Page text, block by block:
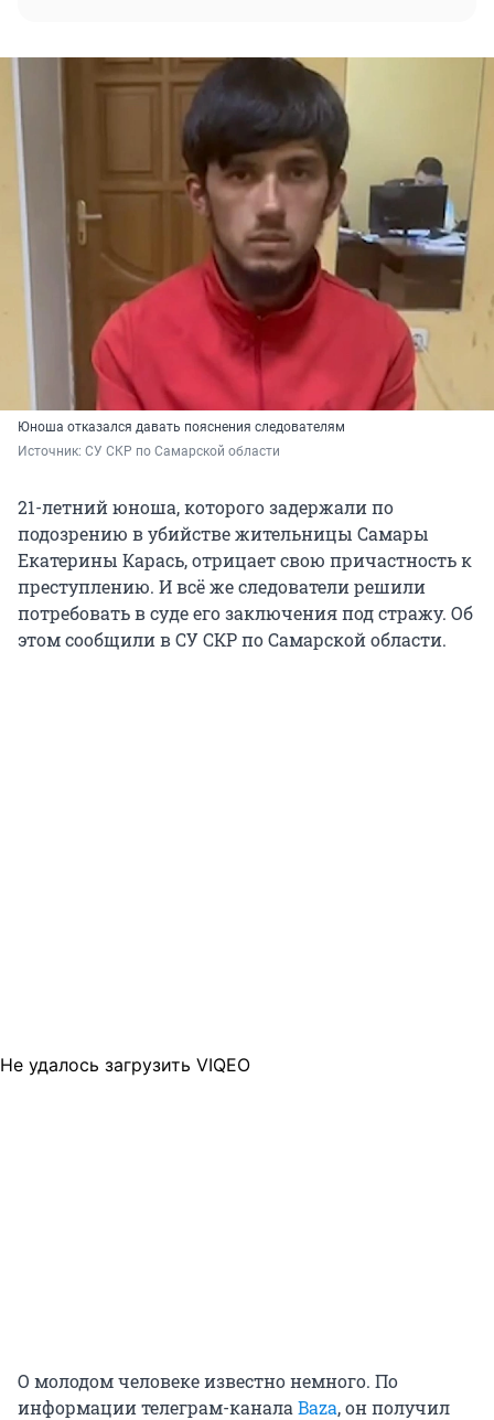
Юноша отказался давать пояснения следователям
Источник: СУ СКР по Самарской области
21-летний юноша, которого задержали по
подозрению в убийстве жительницы Самары
Екатерины Карась, отрицает свою причастность к
преступлению. И всё же следователи решили
потребовать в суде его заключения под стражу. Об
этом сообщили в СУ СКР по Самарской области.
Не удалось загрузить VIQEO
О молодом человеке известно немного. По
информации телеграм-канала Baza, он получил